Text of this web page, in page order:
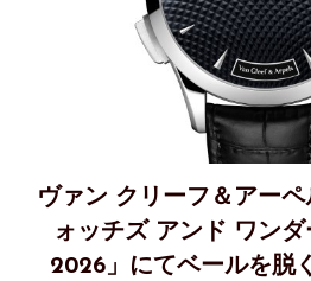
ヴァン クリーフ＆アー
ォッチズ アンド ワン
2026」にてベールを脱